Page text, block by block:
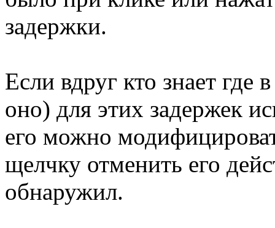
задержки.
Если вдруг кто знает где
оно) для этих задержек
его можно
щелчку отменить его
обнаружил.